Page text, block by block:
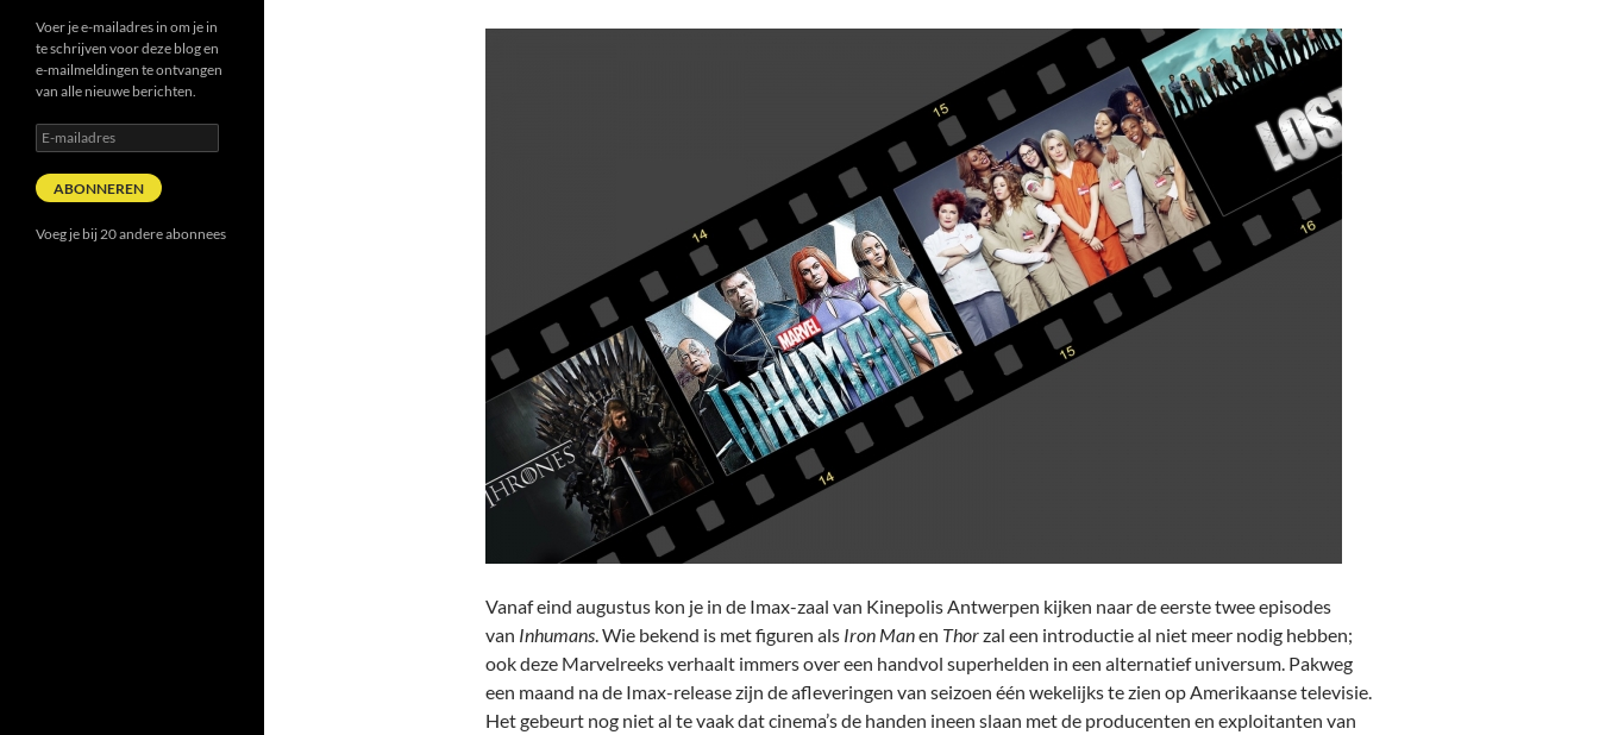
Vanaf eind augustus kon je in de Imax-zaal van Kinepolis Antwerpen kijken naar de eerste twee episodes
van Inhumans. Wie bekend is met figuren als Iron Manen Thorzal een introductie al niet meer nodig hebben;
ook deze Marvelreeks verhaalt immers over een handvol superhelden in een alternatief universum. Pakweg
een maand na de Imax-release zijn de afleveringen van seizoen één wekelijks te zien op Amerikaanse televisie.
Het gebeurt nog niet al te vaak dat cinema’s de handen ineen slaan met de producenten en exploitanten van
Voer je e-mailadres in om je in
te schrijven voor deze blog en
e-mailmeldingen te ontvangen
van alle nieuwe berichten.
E-
mailadres
ABONNEREN
Voeg je bij 20 andere abonnees